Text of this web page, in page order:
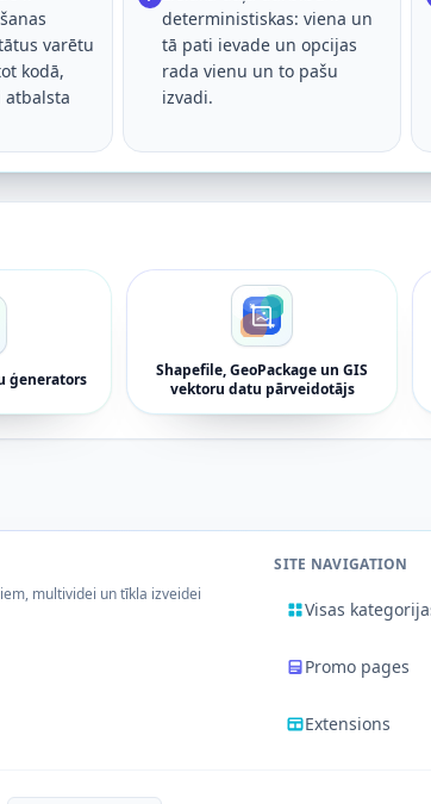
varētu
kodā,
atbalsta
deterministiskas: viena un
tā pati ievade un opcijas
rada vienu un to pašu
izvadi.
ģenerators
Shapefile, GeoPackage un GIS
vektoru datu pārveidotājs
multividei un tīkla izveidei
SITE NAVIGATION
Visas
Promo pages
Extensions